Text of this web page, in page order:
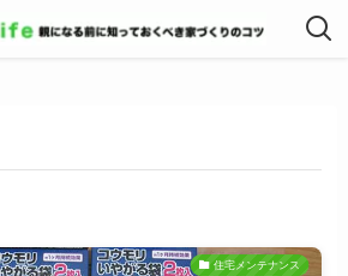
住宅メンテナンス